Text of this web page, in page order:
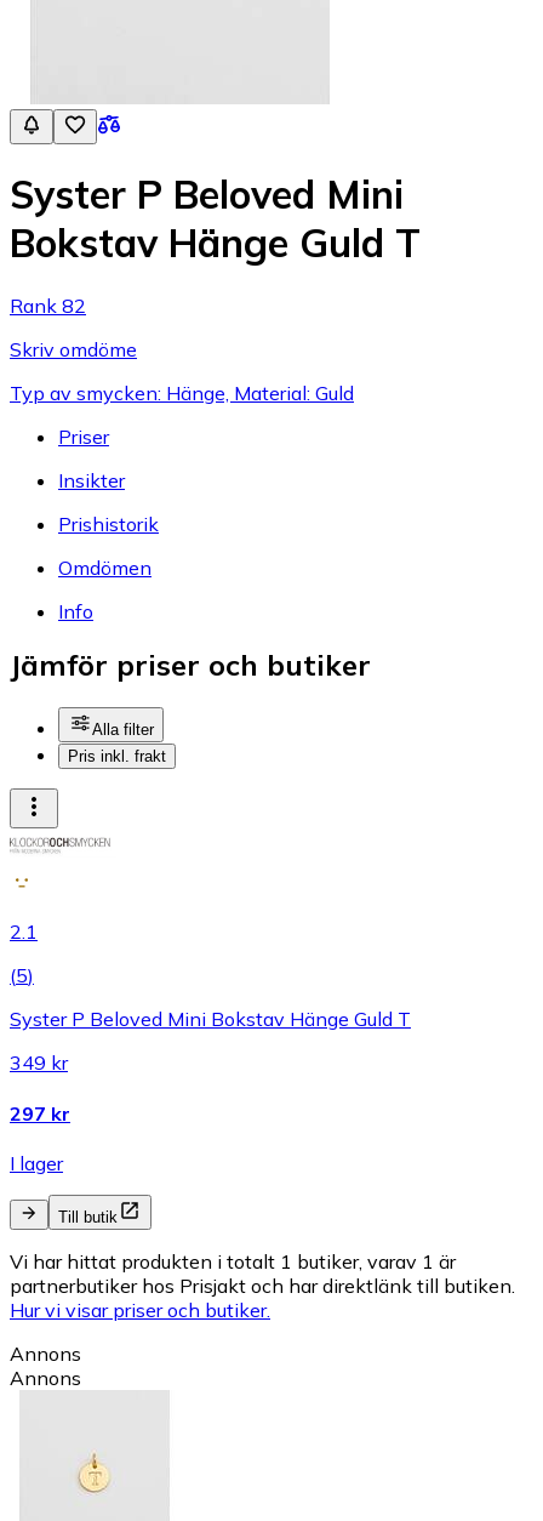
Syster P Beloved Mini
Bokstav Hänge Guld T
Rank 82
Skriv omdöme
Typ av smycken: Hänge, Material: Guld
Priser
Insikter
Prishistorik
Omdömen
Info
Jämför priser och butiker
Alla filter
Pris inkl. frakt
2.1
(5)
Syster P Beloved Mini Bokstav Hänge Guld T
349 kr
297 kr
I lager
Till butik
Vi har hittat produkten i totalt 1 butiker, varav 1 är
partnerbutiker hos Prisjakt och har direktlänk till butiken.
Hur vi visar priser och butiker.
Annons
Annons